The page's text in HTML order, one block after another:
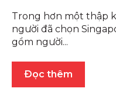
Trong hơn một thập
người đã chọn
gồm người...
Đọc thêm